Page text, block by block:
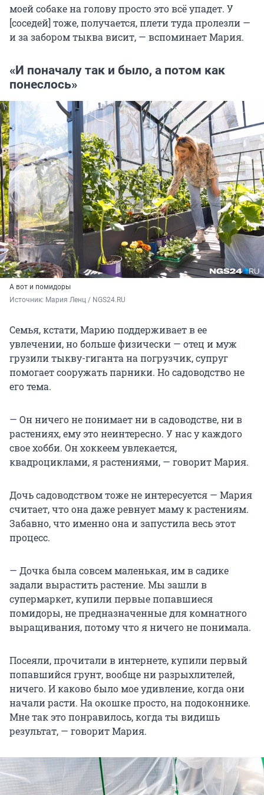
моей собаке на голову просто это всё упадет. У
[соседей] тоже, получается, плети туда пролезли —
и за забором тыква висит, — вспоминает Мария.
«И поначалу так и было, а потом как
понеслось»
А вот и помидоры
Источник: Мария Ленц / NGS24.RU
Семья, кстати, Марию поддерживает в ее
увлечении, но больше физически — отец и муж
грузили тыкву-гиганта на погрузчик, супруг
помогает сооружать парники. Но садоводство не
его тема.
— Он ничего не понимает ни в садоводстве, ни в
растениях, ему это неинтересно. У нас у каждого
свое хобби. Он хоккеем увлекается,
квадроциклами, я растениями, — говорит Мария.
Дочь садоводством тоже не интересуется — Мария
считает, что она даже ревнует маму к растениям.
Забавно, что именно она и запустила весь этот
процесс.
— Дочка была совсем маленькая, им в садике
задали вырастить растение. Мы зашли в
супермаркет, купили первые попавшиеся
помидоры, не предназначенные для комнатного
выращивания, потому что я ничего не понимала.
Посеяли, прочитали в интернете, купили первый
попавшийся грунт, вообще ни разрыхлителей,
ничего. И каково было мое удивление, когда они
начали расти. На окошке просто, на подоконнике.
Мне так это понравилось, когда ты видишь
результат, — говорит Мария.